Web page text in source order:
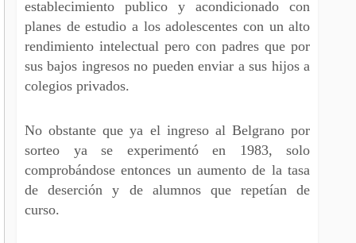
establecimiento publico y acondicionado con
planes de estudio a los adolescentes con un alto
rendimiento intelectual pero con padres que por
sus bajos ingresos no pueden enviar a sus hijos a
colegios privados.
No obstante que ya el ingreso al Belgrano por
sorteo ya se experimentó en 1983, solo
comprobándose entonces un aumento de la tasa
de deserción y de alumnos que repetían de
curso.